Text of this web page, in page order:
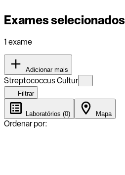
Exames selecionados
1 exame
Adicionar mais
Streptococcus Cultur
Filtrar
Laboratórios (0) Mapa
Ordenar por: